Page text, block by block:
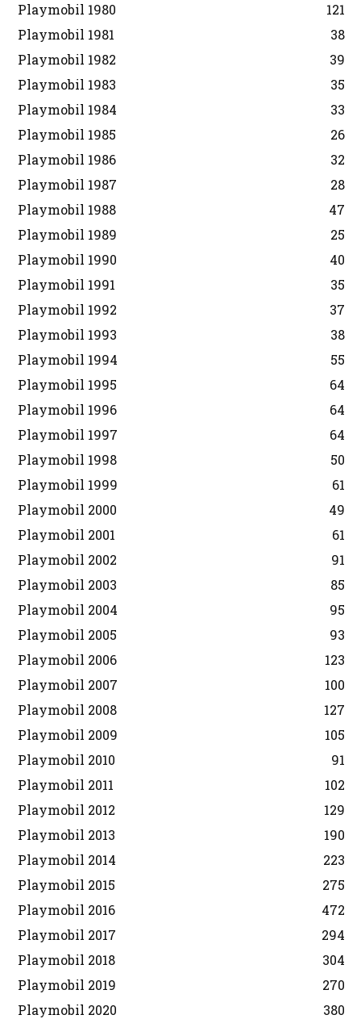
Playmobil 1980
121
Playmobil 1981
38
Playmobil 1982
39
Playmobil 1983
35
Playmobil 1984
33
Playmobil 1985
26
Playmobil 1986
32
Playmobil 1987
28
Playmobil 1988
47
Playmobil 1989
25
Playmobil 1990
40
Playmobil 1991
35
Playmobil 1992
37
Playmobil 1993
38
Playmobil 1994
55
Playmobil 1995
64
Playmobil 1996
64
Playmobil 1997
64
Playmobil 1998
50
Playmobil 1999
61
Playmobil 2000
49
Playmobil 2001
61
Playmobil 2002
91
Playmobil 2003
85
Playmobil 2004
95
Playmobil 2005
93
Playmobil 2006
123
Playmobil 2007
100
Playmobil 2008
127
Playmobil 2009
105
Playmobil 2010
91
Playmobil 2011
102
Playmobil 2012
129
Playmobil 2013
190
Playmobil 2014
223
Playmobil 2015
275
Playmobil 2016
472
Playmobil 2017
294
Playmobil 2018
304
Playmobil 2019
270
Playmobil 2020
380